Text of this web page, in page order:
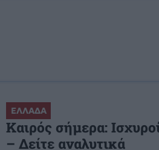
ΕΛΛΑΔΑ
Καιρός σήμερα:
– Δείτε αναλυτικά